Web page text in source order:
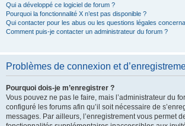
Qui a développé ce logiciel de forum ?
Pourquoi la fonctionnalité X n’est pas disponible ?
Qui contacter pour les abus ou les questions légales
Comment puis-je contacter un administrateur du forum ?
Problèmes de connexion et
Pourquoi dois-je m’enregistrer ?
Vous pouvez ne pas le faire, mais l’administrateur du
configuré les forums afin qu’il soit nécessaire de
messages. Par ailleurs, l’enregistrement vous permet